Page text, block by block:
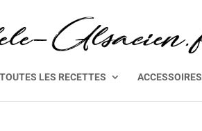
TOUTES LES RECETTES ACCESSOIRES